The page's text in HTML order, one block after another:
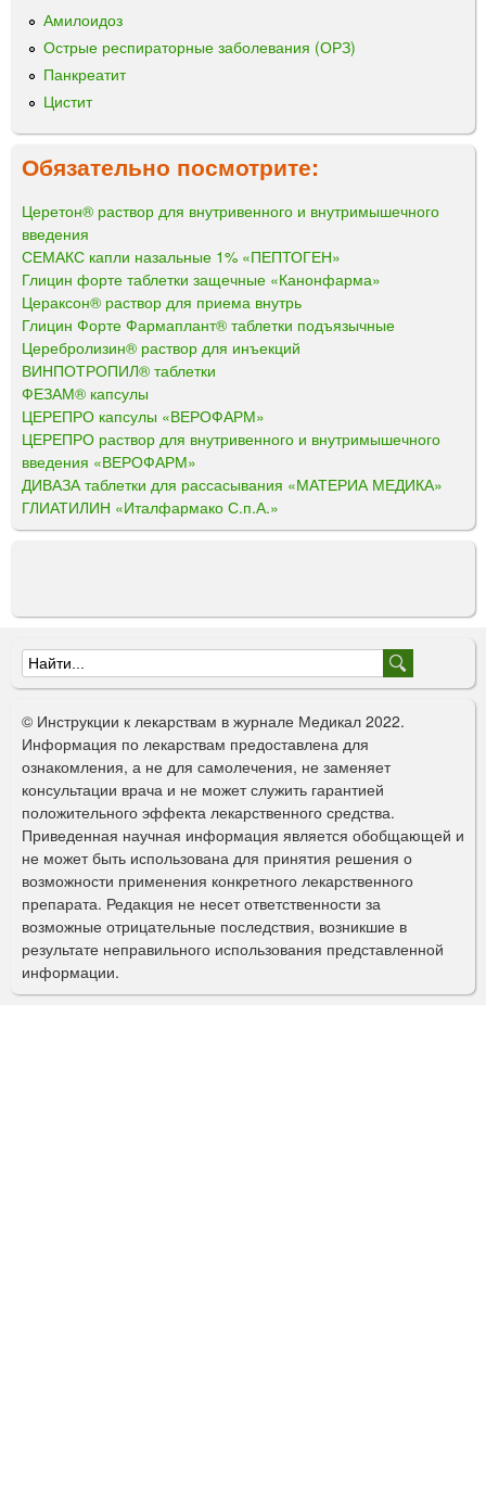
Амилоидоз
Острые респираторные заболевания (ОРЗ)
Панкреатит
Цистит
Обязательно посмотрите:
Церетон® раствор для внутривенного и внутримышечного
введения
СЕМАКС капли назальные 1% «ПЕПТОГЕН»
Глицин форте таблетки защечные «Канонфарма»
Цераксон® раствор для приема внутрь
Глицин Форте Фармаплант® таблетки подъязычные
Церебролизин® раствор для инъекций
ВИНПОТРОПИЛ® таблетки
ФЕЗАМ® капсулы
ЦЕРЕПРО капсулы «ВЕРОФАРМ»
ЦЕРЕПРО раствор для внутривенного и внутримышечного
введения «ВЕРОФАРМ»
ДИВАЗА таблетки для рассасывания «МАТЕРИА МЕДИКА»
ГЛИАТИЛИН «Италфармако С.п.А.»
Ф
о
р
м
а
п
о
и
с
к
© Инструкции к лекарствам в журнале Медикал 2022.
Информация по лекарствам предоставлена для
ознакомления, а не для самолечения, не заменяет
консультации врача и не может служить гарантией
положительного эффекта лекарственного средства.
Приведенная научная информация является обобщающей и
не может быть использована для принятия решения о
возможности применения конкретного лекарственного
препарата. Редакция не несет ответственности за
возможные отрицательные последствия, возникшие в
результате неправильного использования представленной
информации.